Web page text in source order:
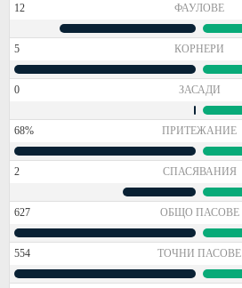
12 ФАУЛОВЕ
5 КОРНЕРИ
0 ЗАСАДИ
68% ПРИТЕЖАНИЕ
2 СПАСЯВАНИЯ
627 ОБЩО ПАСОВЕ
554 ТОЧНИ ПАСОВЕ